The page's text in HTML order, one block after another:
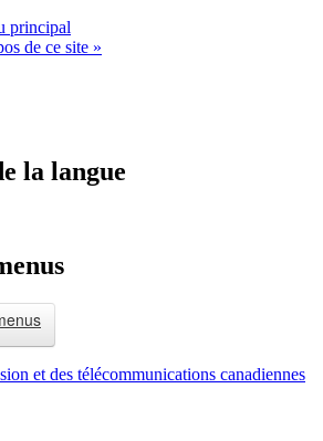
principal
de ce site »
la langue
et des télécommunications canadiennes